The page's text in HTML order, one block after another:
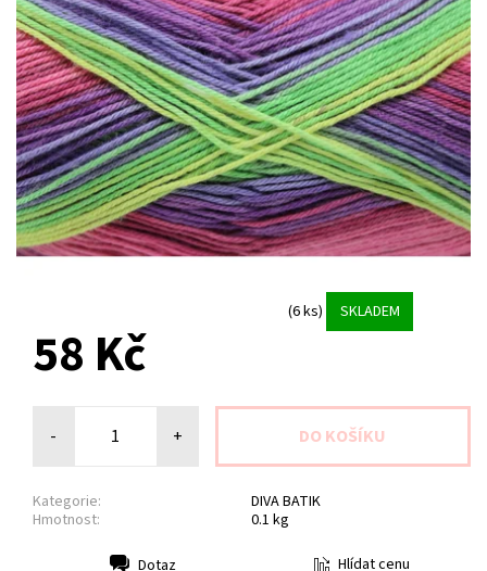
(6 ks) SKLADEM
58 Kč
- +
Kategorie:
DIVA BATIK
Hmotnost:
0.1 kg
Dotaz Hlídat cenu